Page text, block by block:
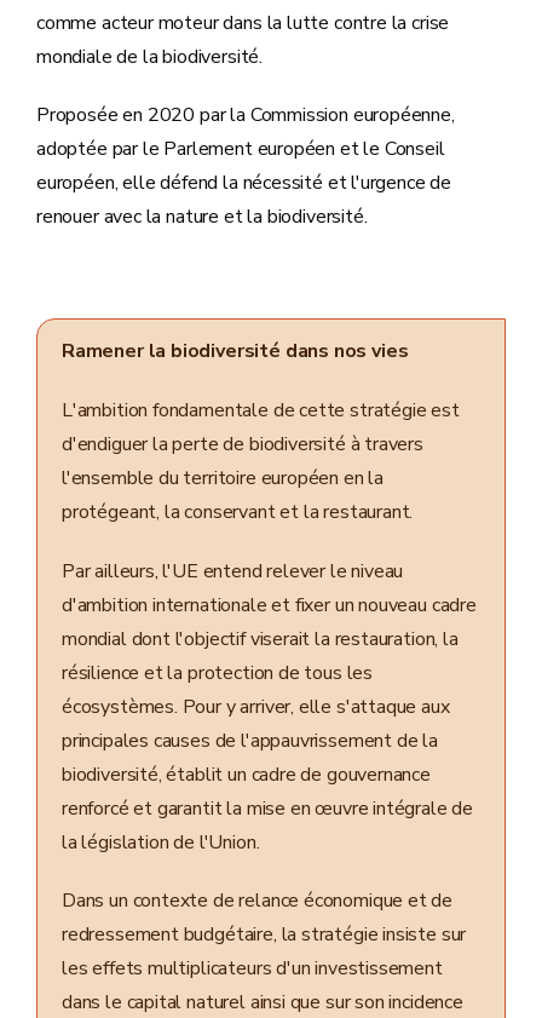
comme acteur moteur dans la lutte contre la crise
mondiale de la biodiversité.
Proposée en 2020 par la Commission européenne,
adoptée par le Parlement européen et le Conseil
européen, elle défend la nécessité et l'urgence de
renouer avec la nature et la biodiversité.
Ramener la biodiversité dans nos vies
L'ambition fondamentale de cette stratégie est
d'endiguer la perte de biodiversité à travers
l'ensemble du territoire européen en la
protégeant, la conservant et la restaurant.
Par ailleurs, l'UE entend relever le niveau
d'ambition internationale et fixer un nouveau cadre
mondial dont l'objectif viserait la restauration, la
résilience et la protection de tous les
écosystèmes. Pour y arriver, elle s'attaque aux
principales causes de l'appauvrissement de la
biodiversité, établit un cadre de gouvernance
renforcé et garantit la mise en œuvre intégrale de
la législation de l'Union.
Dans un contexte de relance économique et de
redressement budgétaire, la stratégie insiste sur
les effets multiplicateurs d'un investissement
dans le capital naturel ainsi que sur son incidence